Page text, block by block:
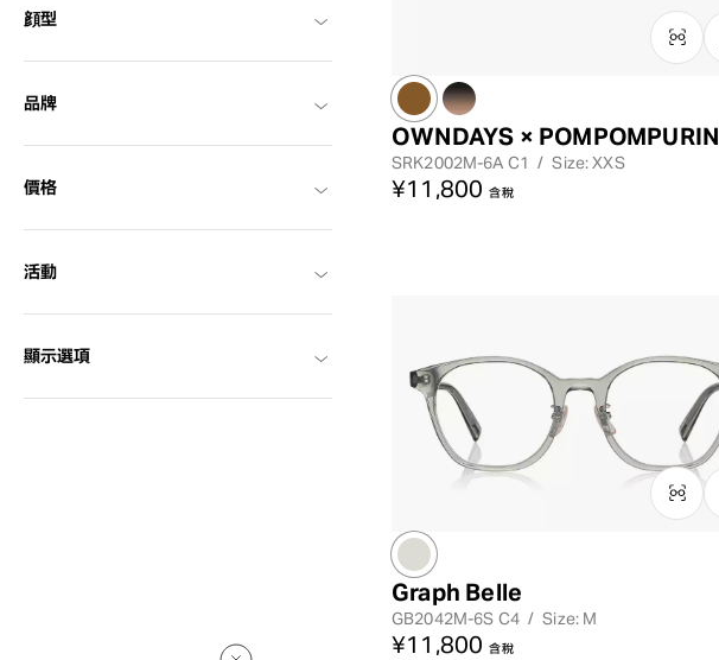
顔型
品牌
價格
活動
顯示選項
OWNDAYS × POMPOMPURIN
SRK2002M-6A C1 / Size: XXS
¥11,800 含稅
Graph Belle
GB2042M-6S C4 / Size: M
¥11,800 含稅